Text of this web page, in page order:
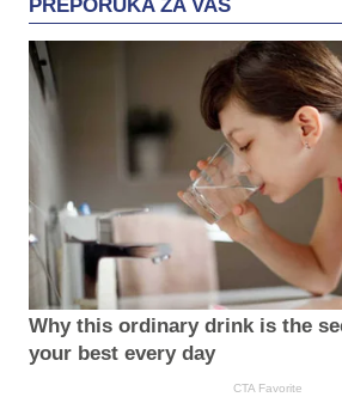
PREPORUKA ZA VAS
Why this ordinary drink is the
your best every day
CTA Favorite